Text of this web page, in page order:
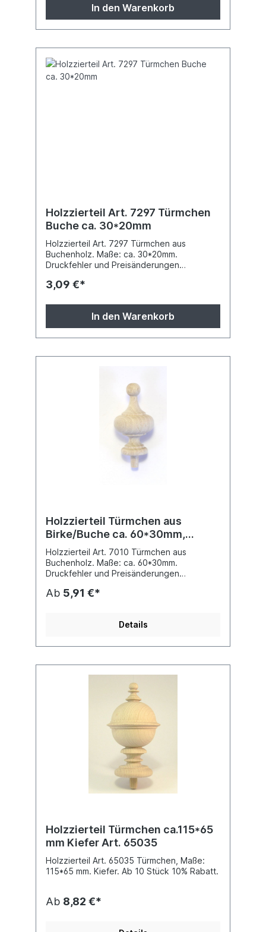
In den Warenkorb
Holzzierteil Art. 7297 Türmchen
Buche ca. 30*20mm
Holzzierteil Art. 7297 Türmchen aus
Buchenholz. Maße: ca. 30*20mm.
Druckfehler und Preisänderungen
3,09 €*
In den Warenkorb
Holzzierteil Türmchen aus
Birke/Buche ca. 60*30mm,
Art.7010
Holzzierteil Art. 7010 Türmchen aus
Buchenholz. Maße: ca. 60*30mm.
Druckfehler und Preisänderungen
Ab 5,91 €*
Details
Holzzierteil Türmchen ca.115*65
mm Kiefer Art. 65035
Holzzierteil Art. 65035 Türmchen, Maße:
115*65 mm. Kiefer. Ab 10 Stück 10% Rabatt.
Ab 8,82 €*